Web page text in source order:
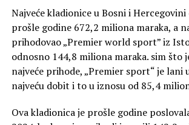
Najveće kladionice u Bosni i
prošle godine 672,2 miliona maraka, a
prihodovao „Premier world sport” iz
odnosno 144,8 miliona maraka. sim što
najveće prihode, „Premier sport“ je lani
najveću dobit i to u iznosu od 85,4
Ova kladionica je prošle godine